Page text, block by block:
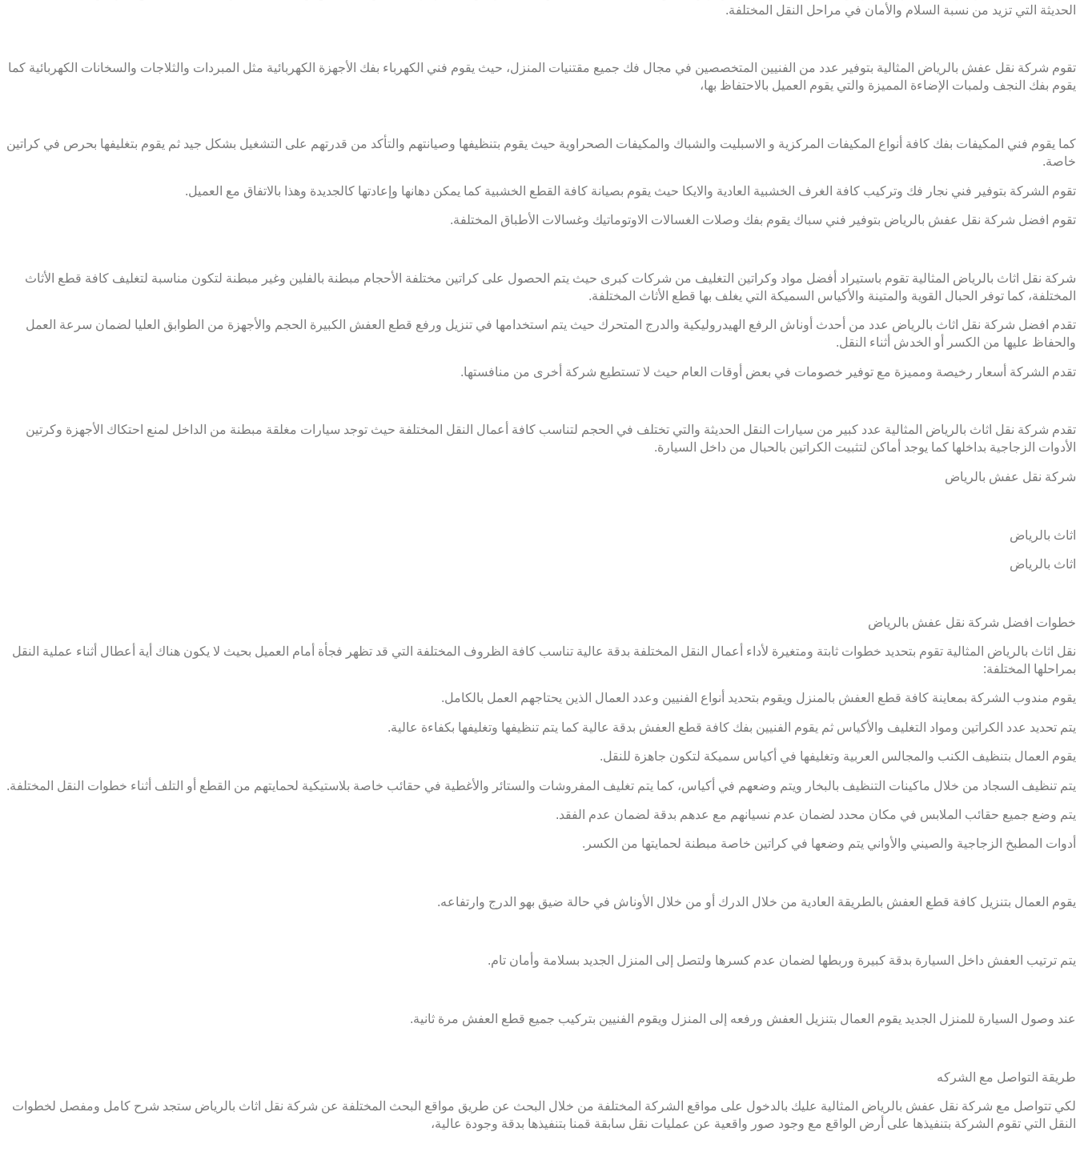
الحديثة التي تزيد من نسبة السلام والأمان في مراحل النقل المختلفة.
تقوم شركة نقل عفش بالرياض المثالية بتوفير عدد من الفنيين المتخصصين في مجال فك جميع مقتنيات المنزل، حيث يقوم فني الكهرباء بفك الأجهزة الكهربائية مثل المبردات والثلاجات والسخانات الكهربائية كما
يقوم بفك النجف ولمبات الإضاءة المميزة والتي يقوم العميل بالاحتفاظ بها،
كما يقوم فني المكيفات بفك كافة أنواع المكيفات المركزية و الاسبليت والشباك والمكيفات الصحراوية حيث يقوم بتنظيفها وصيانتهم والتأكد من قدرتهم على التشغيل بشكل جيد ثم يقوم بتغليفها بحرص في كراتين
خاصة.
تقوم الشركة بتوفير فني نجار فك وتركيب كافة الغرف الخشبية العادية والايكا حيث يقوم بصيانة كافة القطع الخشبية كما يمكن دهانها وإعادتها كالجديدة وهذا بالاتفاق مع العميل.
تقوم افضل شركة نقل عفش بالرياض بتوفير فني سباك يقوم بفك وصلات الغسالات الاوتوماتيك وغسالات الأطباق المختلفة.
شركة نقل اثاث بالرياض المثالية تقوم باستيراد أفضل مواد وكراتين التغليف من شركات كبرى حيث يتم الحصول على كراتين مختلفة الأحجام مبطنة بالفلين وغير مبطنة لتكون مناسبة لتغليف كافة قطع الأثاث
المختلفة، كما توفر الحبال القوية والمتينة والأكياس السميكة التي يغلف بها قطع الأثاث المختلفة.
تقدم افضل شركة نقل اثاث بالرياض عدد من أحدث أوناش الرفع الهيدروليكية والدرج المتحرك حيث يتم استخدامها في تنزيل ورفع قطع العفش الكبيرة الحجم والأجهزة من الطوابق العليا لضمان سرعة العمل
والحفاظ عليها من الكسر أو الخدش أثناء النقل.
تقدم الشركة أسعار رخيصة ومميزة مع توفير خصومات في بعض أوقات العام حيث لا تستطيع شركة أخرى من منافستها.
تقدم شركة نقل اثاث بالرياض المثالية عدد كبير من سيارات النقل الحديثة والتي تختلف في الحجم لتناسب كافة أعمال النقل المختلفة حيث توجد سيارات مغلقة مبطنة من الداخل لمنع احتكاك الأجهزة وكرتين
الأدوات الزجاجية بداخلها كما يوجد أماكن لتثبيت الكراتين بالحبال من داخل السيارة.
شركة نقل عفش بالرياض
اثاث بالرياض
اثاث بالرياض
خطوات افضل شركة نقل عفش بالرياض
نقل اثاث بالرياض المثالية تقوم بتحديد خطوات ثابتة ومتغيرة لأداء أعمال النقل المختلفة بدقة عالية تناسب كافة الظروف المختلفة التي قد تظهر فجأة أمام العميل بحيث لا يكون هناك أية أعطال أثناء عملية النقل
بمراحلها المختلفة:
يقوم مندوب الشركة بمعاينة كافة قطع العفش بالمنزل ويقوم بتحديد أنواع الفنيين وعدد العمال الذين يحتاجهم العمل بالكامل.
يتم تحديد عدد الكراتين ومواد التغليف والأكياس ثم يقوم الفنيين بفك كافة قطع العفش بدقة عالية كما يتم تنظيفها وتغليفها بكفاءة عالية.
يقوم العمال بتنظيف الكنب والمجالس العربية وتغليفها في أكياس سميكة لتكون جاهزة للنقل.
يتم تنظيف السجاد من خلال ماكينات التنظيف بالبخار ويتم وضعهم في أكياس، كما يتم تغليف المفروشات والستائر والأغطية في حقائب خاصة بلاستيكية لحمايتهم من القطع أو التلف أثناء خطوات النقل المختلفة.
يتم وضع جميع حقائب الملابس في مكان محدد لضمان عدم نسيانهم مع عدهم بدقة لضمان عدم الفقد.
أدوات المطبخ الزجاجية والصيني والأواني يتم وضعها في كراتين خاصة مبطنة لحمايتها من الكسر.
يقوم العمال بتنزيل كافة قطع العفش بالطريقة العادية من خلال الدرك أو من خلال الأوناش في حالة ضيق بهو الدرج وارتفاعه.
يتم ترتيب العفش داخل السيارة بدقة كبيرة وربطها لضمان عدم كسرها ولتصل إلى المنزل الجديد بسلامة وأمان تام.
عند وصول السيارة للمنزل الجديد يقوم العمال بتنزيل العفش ورفعه إلى المنزل ويقوم الفنيين بتركيب جميع قطع العفش مرة ثانية.
طريقة التواصل مع الشركه
لكي تتواصل مع شركة نقل عفش بالرياض المثالية عليك بالدخول على مواقع الشركة المختلفة من خلال البحث عن طريق مواقع البحث المختلفة عن شركة نقل اثاث بالرياض ستجد شرح كامل ومفصل لخطوات
النقل التي تقوم الشركة بتنفيذها على أرض الواقع مع وجود صور واقعية عن عمليات نقل سابقة قمنا بتنفيذها بدقة وجودة عالية،